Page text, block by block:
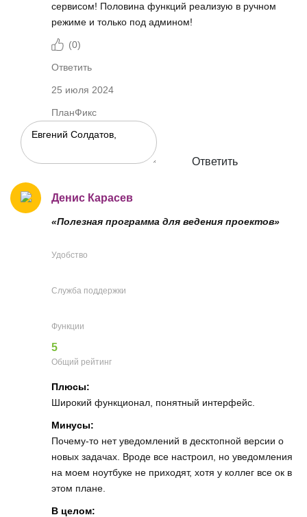
сервисом! Половина функций реализую в ручном
режиме и только под админом!
(0)
Ответить
25 июля 2024
ПланФикс
Ответить
Денис Карасев
«Полезная программа для ведения проектов»
Удобство
Служба поддержки
Функции
5
Общий рейтинг
Плюсы:
Широкий функционал, понятный интерфейс.
Минусы:
Почему-то нет уведомлений в десктопной версии о
новых задачах. Вроде все настроил, но уведомления
на моем ноутбуке не приходят, хотя у коллег все ок в
этом плане.
В целом: